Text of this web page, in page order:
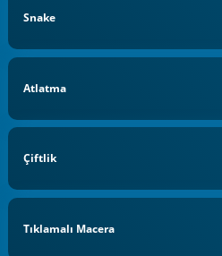
Snake
Atlatma
Çiftlik
Tıklamalı Macera